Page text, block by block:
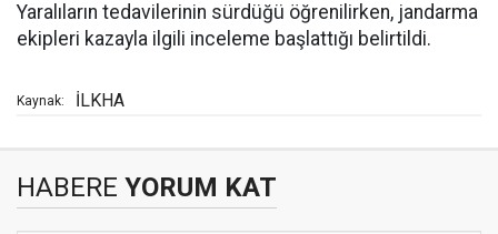
Yaralıların tedavilerinin sürdüğü öğrenilirken, jandarma
ekipleri kazayla ilgili inceleme başlattığı belirtildi.
Kaynak: İLKHA
HABERE YORUM KAT